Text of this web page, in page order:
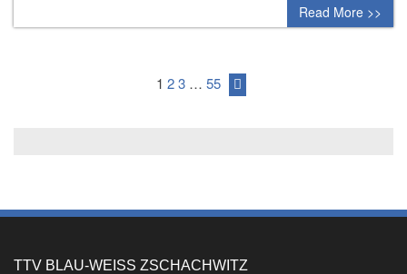
Read More >>
1 23 … 55
TTV BLAU-WEISS ZSCHACHWITZ